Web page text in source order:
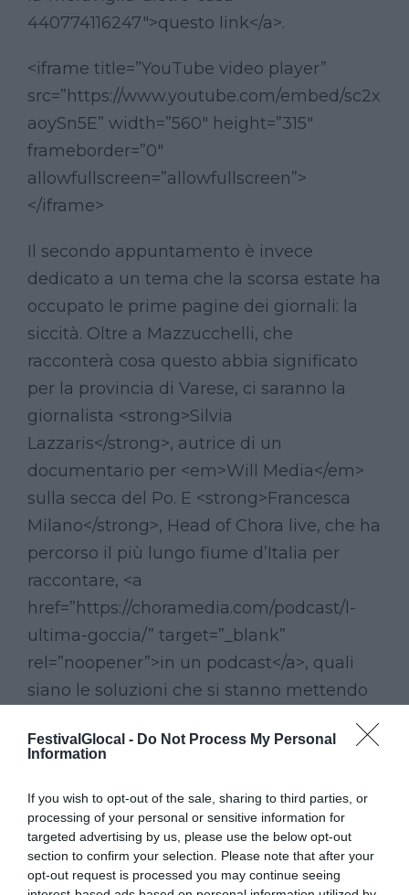
FestivalGlocal - Do Not Process My Personal
Information
If you wish to opt-out of the sale, sharing to third parties, or
processing of your personal or sensitive information for
targeted advertising by us, please use the below opt-out
section to confirm your selection. Please note that after your
opt-out request is processed you may continue seeing
440774116247″>questo link</a>.
<iframe title=”YouTube video player”
src=”https://www.youtube.com/embed/sc2x
aoySn5E” width=”560″ height=”315″
frameborder=”0″
allowfullscreen=”allowfullscreen”>
</iframe>
Il secondo appuntamento è invece
dedicato a un tema che la scorsa estate ha
occupato le prime pagine dei giornali: la
siccità. Oltre a Mazzucchelli, che
racconterà cosa questo abbia significato
per la provincia di Varese, ci saranno la
giornalista <strong>Silvia
Lazzaris</strong>, autrice di un
documentario per <em>Will Media</em>
sulla secca del Po. E <strong>Francesca
Milano</strong>, Head of Chora live, che ha
percorso il più lungo fiume d’Italia per
raccontare, <a
href=”https://choramedia.com/podcast/l-
ultima-goccia/” target=”_blank”
rel=”noopener”>in un podcast</a>, quali
siano le soluzioni che si stanno mettendo
fenomeno che il cambiamento climatico
L’incontro è in programma nel pomeriggio
di sabato 12 novembre, a partire dalle 16, in
Sala Campiotti, all’interno della sede della